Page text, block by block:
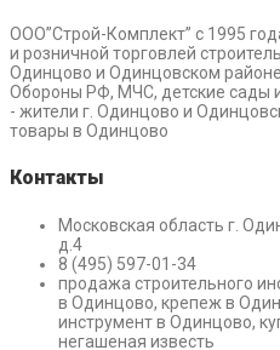
ООО”Строй-Комплект” с 1995
и розничной торговлей
Одинцово и Одинцовском
Обороны РФ, МЧС, детские сады
- жители г. Одинцово и
товары в Одинцово
Контакты
Московская область г.
д.4
8 (495) 597-01-34
продажа строительного
в Одинцово, крепеж в
инструмент в Одинцово,
негашеная известь